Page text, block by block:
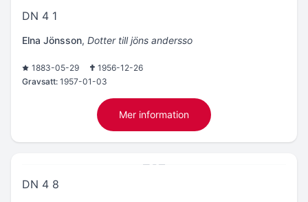
DN 4 1
Elna Jönsson, Dotter till jöns andersso
1883-05-29
1956-12-26
Gravsatt: 1957-01-03
Mer information
DN 4 8